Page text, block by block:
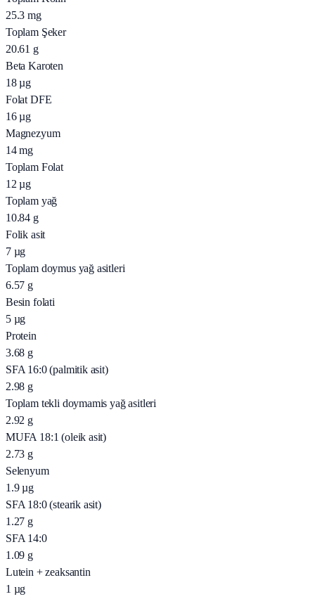
25.3 mg
Toplam Şeker
20.61 g
Beta Karoten
18 µg
Folat DFE
16 µg
Magnezyum
14 mg
Toplam Folat
12 µg
Toplam yağ
10.84 g
Folik asit
7 µg
Toplam doymus yağ asitleri
6.57 g
Besin folati
5 µg
Protein
3.68 g
SFA 16:0 (palmitik asit)
2.98 g
Toplam tekli doymamis yağ asitleri
2.92 g
MUFA 18:1 (oleik asit)
2.73 g
Selenyum
1.9 µg
SFA 18:0 (stearik asit)
1.27 g
SFA 14:0
1.09 g
Lutein + zeaksantin
1 µg